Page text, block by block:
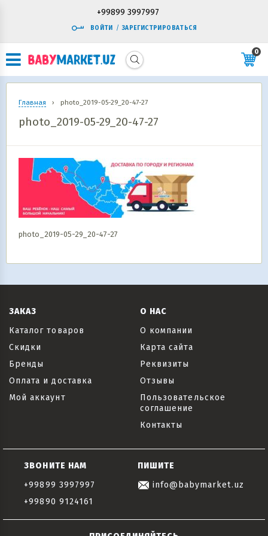
+99899 3997997
ВОЙТИ / ЗАРЕГИСТРИРОВАТЬСЯ
0
Главная › photo_2019-05-29_20-47-27
photo_2019-05-29_20-47-27
photo_2019-05-29_20-47-27
ЗАКАЗ
Каталог товаров
Скидки
Бренды
Оплата и доставка
Мой аккаунт
О НАС
О компании
Карта сайта
Реквизиты
Отзывы
Пользовательское
соглашение
Контакты
ЗВОНИТЕ НАМ
+99899 3997997
+99890 9124161
ПИШИТЕ
info@babymarket.uz